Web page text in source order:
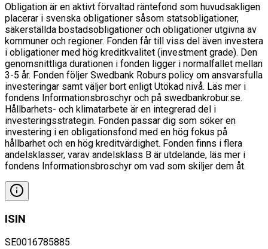
Obligation är en aktivt förvaltad räntefond som huvudsakligen
placerar i svenska obligationer såsom statsobligationer,
säkerställda bostadsobligationer och obligationer utgivna av
kommuner och regioner. Fonden får till viss del även investera
i obligationer med hög kreditkvalitet (investment grade). Den
genomsnittliga durationen i fonden ligger i normalfallet mellan
3-5 år. Fonden följer Swedbank Roburs policy om ansvarsfulla
investeringar samt väljer bort enligt Utökad nivå. Läs mer i
fondens Informationsbroschyr och på swedbankrobur.se.
Hållbarhets- och klimatarbete är en integrerad del i
investeringsstrategin. Fonden passar dig som söker en
investering i en obligationsfond med en hög fokus på
hållbarhet och en hög kreditvärdighet. Fonden finns i flera
andelsklasser, varav andelsklass B är utdelande, läs mer i
fondens Informationsbroschyr om vad som skiljer dem åt.
ISIN
SE0016785885